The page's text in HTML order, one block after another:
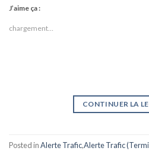
J’aime ça :
chargement…
CONTINUER LA
Posted inAlerte Trafic,Alerte Trafic